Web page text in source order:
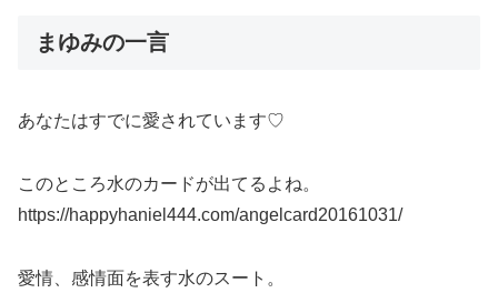
まゆみの一言
あなたはすでに愛されています♡
このところ水のカードが出てるよね。
https://happyhaniel444.com/angelcard20161031/
愛情、感情面を表す水のスート。